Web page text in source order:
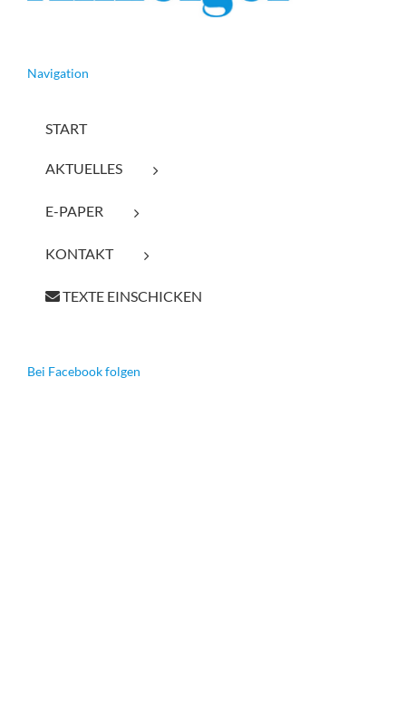
Navigation
START
AKTUELLES
E-PAPER
KONTAKT
TEXTE EINSCHICKEN
Bei Facebook folgen